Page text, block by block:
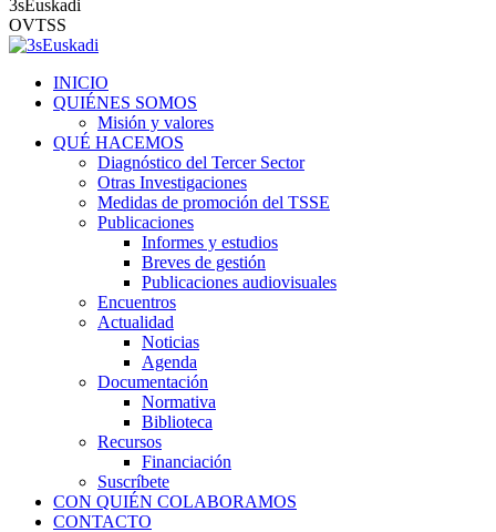
3sEuskadi
OVTSS
INICIO
QUIÉNES SOMOS
Misión y valores
QUÉ HACEMOS
Diagnóstico del Tercer Sector
Otras Investigaciones
Medidas de promoción del TSSE
Publicaciones
Informes y estudios
Breves de gestión
Publicaciones audiovisuales
Encuentros
Actualidad
Noticias
Agenda
Documentación
Normativa
Biblioteca
Recursos
Financiación
Suscríbete
CON QUIÉN COLABORAMOS
CONTACTO